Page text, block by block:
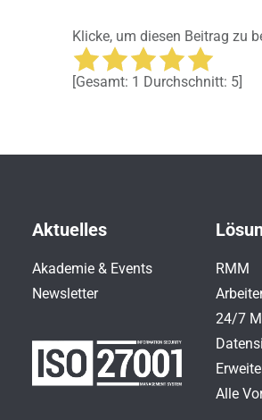
Klicke, um diesen Beitrag zu
[Gesamt: 1 Durchschnitt: 5]
Aktuelles
Akademie & Events
Newsletter
RMM
24/7
Alle